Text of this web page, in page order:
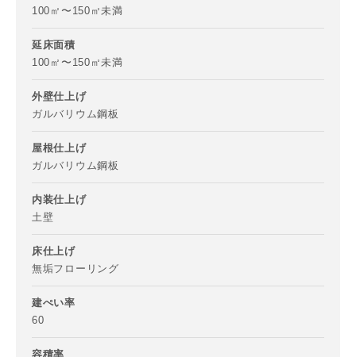
100㎡〜150㎡未満
延床面積
100㎡〜150㎡未満
外壁仕上げ
ガルバリウム鋼板
屋根仕上げ
ガルバリウム鋼板
内装仕上げ
土壁
床仕上げ
無垢フローリング
建ぺい率
60
容積率
郵便番号
都道府県
市区町村